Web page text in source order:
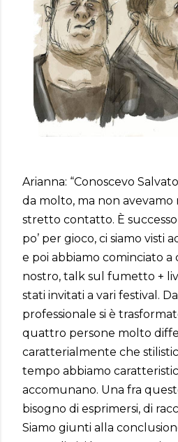
Arianna: “Conoscevo
da molto, ma non avevamo
stretto contatto. È
po’ per gioco, ci siamo visti
e poi abbiamo cominciato
nostro, talk sul fumetto +
stati invitati a vari festival.
professionale si è
quattro persone molto
caratterialmente che
tempo abbiamo
accomunano. Una fra
bisogno di esprimersi, di
Siamo giunti alla